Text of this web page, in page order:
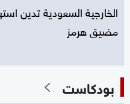
الخارجية السعودية تدين
مضيق هرمز
بودكاست